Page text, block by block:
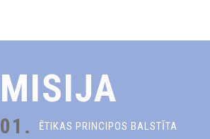
MISIJA
01.
ĒTIKAS PRINCIPOS BALSTĪTA